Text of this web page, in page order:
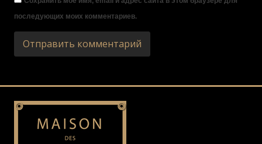
последующих моих комментариев.